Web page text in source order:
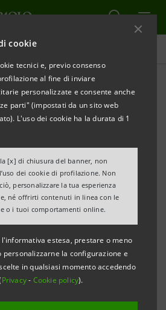
cookie
tecnici e, previo consenso
al fine di inviare
personalizzate e consente anche
parti" (impostati da un sito web
L'uso dei cookie ha la durata di 1
[x] di chiusura del banner, non
dei cookie di profilazione. Non
personalizzare la tua esperienza
né offrirti contenuti in linea con le
o i tuoi comportamenti online.
estesa, prestare o meno
personalizzarne la configurazione e
in qualsiasi momento accedendo
Privacy- Cookie policy).
STAMPA
NUOVA CULTURA D’IMPRESA
SOSTENIBILE”
E CONFINDUSTRIA
L’ACCORDO 2016-2019
LE IMPRESE DELLE MARCHE